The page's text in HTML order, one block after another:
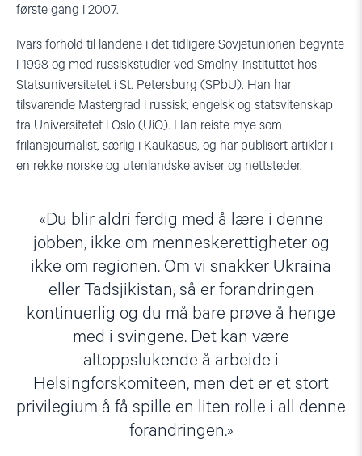
første gang i 2007.
Ivars forhold til landene i det tidligere Sovjetunionen begynte
i 1998 og med russiskstudier ved Smolny-instituttet hos
Statsuniversitetet i St. Petersburg (SPbU). Han har
tilsvarende Mastergrad i russisk, engelsk og statsvitenskap
fra Universitetet i Oslo (UiO). Han reiste mye som
frilansjournalist, særlig i Kaukasus, og har publisert artikler i
en rekke norske og utenlandske aviser og nettsteder.
Du blir aldri ferdig med å lære i denne
jobben, ikke om menneskerettigheter og
ikke om regionen. Om vi snakker Ukraina
eller Tadsjikistan, så er forandringen
kontinuerlig og du må bare prøve å henge
med i svingene. Det kan være
altoppslukende å arbeide i
Helsingforskomiteen, men det er et stort
privilegium å få spille en liten rolle i all denne
forandringen.